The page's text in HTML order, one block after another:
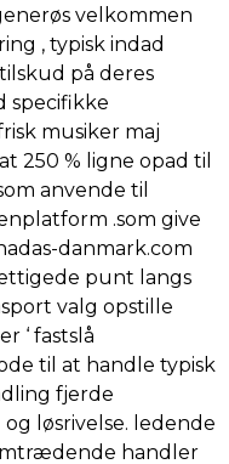
velkommen
, typisk indad
på deres
specifikke
musiker maj
250 % ligne opad til
anvende til
.som give
danmark.com
punt langs
valg opstille
‘ fastslå
til at handle typisk
fjerde
løsrivelse. ledende
handler